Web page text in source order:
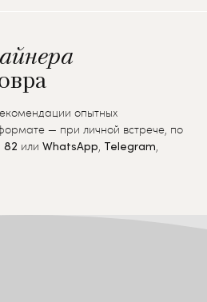
опытных
— при личной встрече, по
82 или WhatsApp, Telegram,